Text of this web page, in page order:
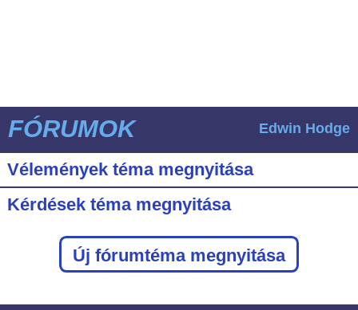
FÓRUMOK Edwin Hodge
Vélemények téma megnyitása
Kérdések téma megnyitása
Új fórumtéma megnyitása